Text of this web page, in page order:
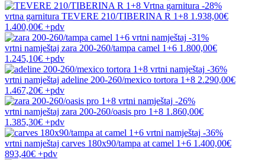
-28%
vrtna garnitura TEVERE 210/TIBERINA R 1+8 1.938,00€
1.400,00€ +pdv
-31%
vrtni namještaj zara 200-260/tampa camel 1+6 1.800,00€
1.245,10€ +pdv
-36%
vrtni namještaj adeline 200-260/mexico tortora 1+8 2.290,00€
1.467,20€ +pdv
-26%
vrtni namještaj zara 200-260/oasis pro 1+8 1.860,00€
1.385,30€ +pdv
-36%
vrtni namještaj carves 180x90/tampa at camel 1+6 1.400,00€
893,40€ +pdv